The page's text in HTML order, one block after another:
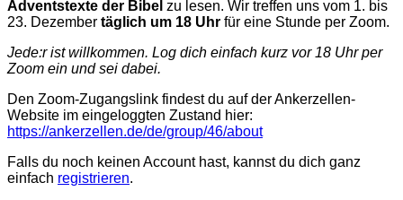
Adventstexte der Bibel zu lesen. Wir treffen uns vom 1. bis
23. Dezember täglich um 18 Uhr für eine Stunde per Zoom.
Jede:r ist willkommen. Log dich einfach kurz vor 18 Uhr per
Zoom ein und sei dabei.
Den Zoom-Zugangslink findest du auf der Ankerzellen-
Website im eingeloggten Zustand hier:
https://ankerzellen.de/de/group/46/about
Falls du noch keinen Account hast, kannst du dich ganz
einfach registrieren.